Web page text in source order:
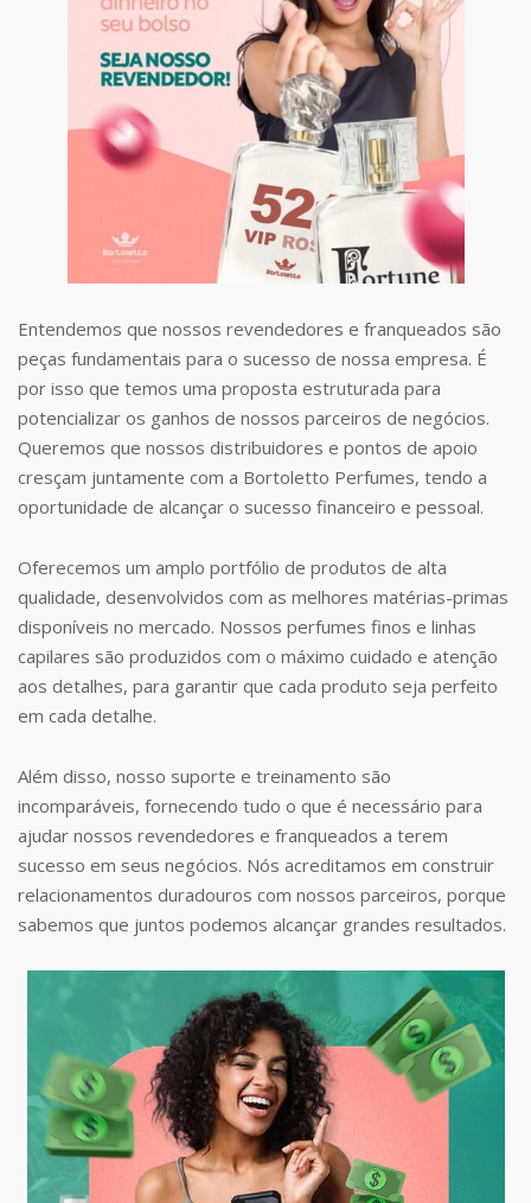
Entendemos que nossos revendedores e franqueados são
peças fundamentais para o sucesso de nossa empresa. É
por isso que temos uma proposta estruturada para
potencializar os ganhos de nossos parceiros de negócios.
Queremos que nossos distribuidores e pontos de apoio
cresçam juntamente com a Bortoletto Perfumes, tendo a
oportunidade de alcançar o sucesso financeiro e pessoal.
Oferecemos um amplo portfólio de produtos de alta
qualidade, desenvolvidos com as melhores matérias-primas
disponíveis no mercado. Nossos perfumes finos e linhas
capilares são produzidos com o máximo cuidado e atenção
aos detalhes, para garantir que cada produto seja perfeito
em cada detalhe.
Além disso, nosso suporte e treinamento são
incomparáveis, fornecendo tudo o que é necessário para
ajudar nossos revendedores e franqueados a terem
sucesso em seus negócios. Nós acreditamos em construir
relacionamentos duradouros com nossos parceiros, porque
sabemos que juntos podemos alcançar grandes resultados.